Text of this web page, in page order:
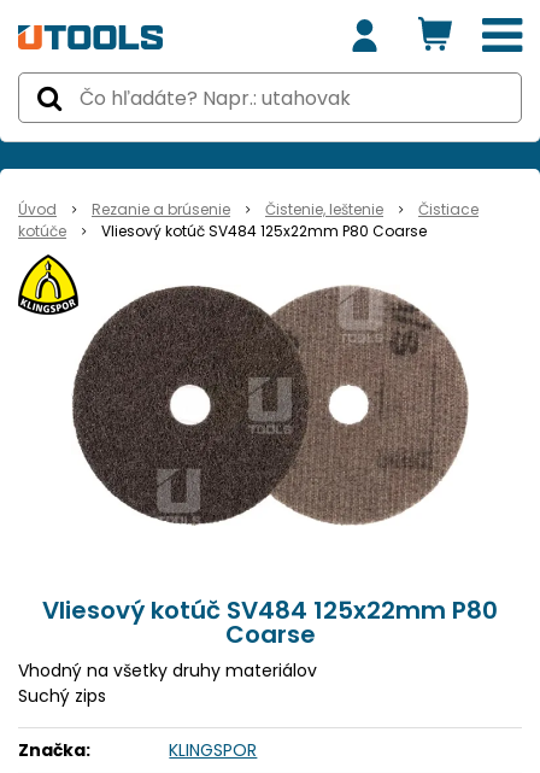
Úvod Rezanie a brúsenie Čistenie, leštenie
Čistiace
kotúče
Vliesový kotúč SV484 125x22mm P80 Coarse
Vliesový kotúč SV484 125x22mm P80
Coarse
Vhodný na všetky druhy materiálov
Suchý zips
Značka:
KLINGSPOR